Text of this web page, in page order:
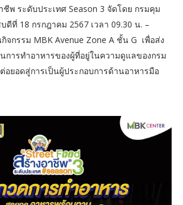
ชีพ ระดับประเทศ Season 3 จัดโดย กรมคุม
ที่ 18 กรกฎาคม 2567 เวลา 09.30 น. –
จกรรม MBK Avenue Zone A ชั้น G เพื่อส่ง
การทำอาหารของผู้ที่อยู่ในความดูแลของกรม
อยอดสู่การเป็นผู้ประกอบการด้านอาหารมือ